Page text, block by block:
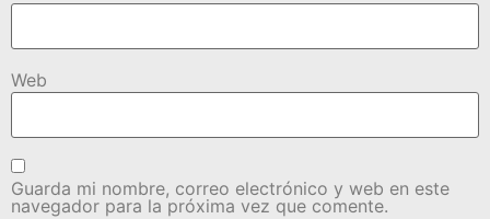
Web
Guarda mi nombre, correo electrónico y web en este
navegador para la próxima vez que comente.